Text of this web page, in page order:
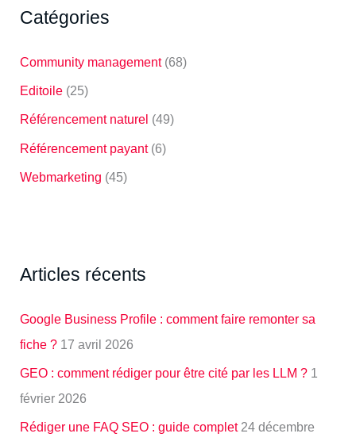
Catégories
Community management(68)
Editoile (25)
Référencement naturel (49)
Référencement payant(6)
Webmarketing (45)
Articles récents
Google Business Profile : comment faire remonter sa
fiche ? 17 avril 2026
GEO : comment rédiger pour être cité par les LLM ? 1
février 2026
Rédiger une FAQ SEO : guide complet 24 décembre